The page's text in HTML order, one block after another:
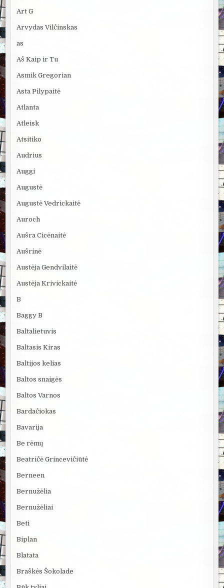
Art G
Arvydas Vilčinskas
as
Aš Kaip ir Tu
Asmik Gregorian
Asta Pilypaitė
Atlanta
Atleisk
Atsitiko
Audrius
Auggi
Augustė
Augustė Vedrickaitė
Auroch
Aušra Cicėnaitė
Aušrinė
Austėja Gendvilaitė
Austėja Krivickaitė
B
Baggy B
Baltalietuvis
Baltasis Kiras
Baltijos kelias
Baltos snaigės
Baltos Varnos
Bardačiokas
Bavarija
Be rėmų
Beatričė Grincevičiūtė
Berneen
Bernužėlia
Bernužėliai
Beti
Biplan
Blatata
Braškės Šokolade